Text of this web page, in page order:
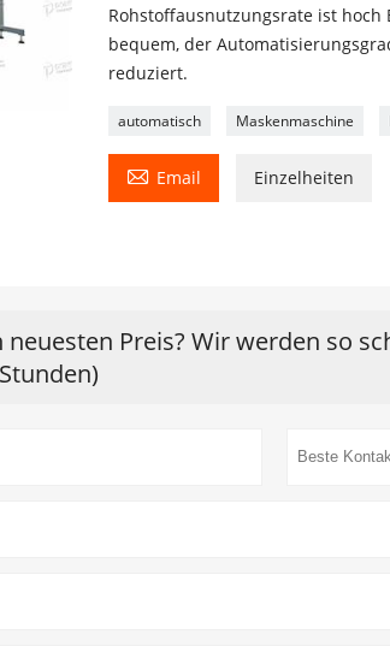
Rohstoffausnutzungsrate ist
bequem, der
reduziert.
automatisch Maskenmaschine
 Email Einzelheiten
neuesten Preis? Wir werden so